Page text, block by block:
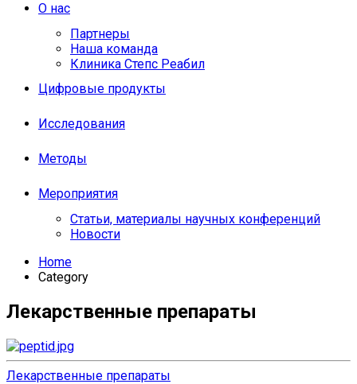
О нас
Партнеры
Наша команда
Клиника Степс Реабил
Цифровые продукты
Исследования
Методы
Мероприятия
Статьи, материалы научных конференций
Новости
Home
Category
Лекарственные препараты
Лекарственные препараты